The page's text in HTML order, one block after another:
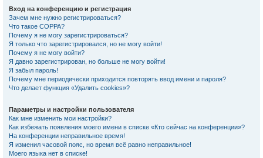
Вход на конференцию и регистрация
Зачем мне нужно регистрироваться?
Что такое COPPA?
Почему я не могу зарегистрироваться?
Я только что зарегистрировался, но не могу войти!
Почему я не могу войти?
Я давно зарегистрирован, но больше не могу войти!
Я забыл пароль!
Почему мне периодически приходится повторять ввод имени и пароля?
Что делает функция «Удалить cookies»?
Параметры и настройки пользователя
Как мне изменить мои настройки?
Как избежать появления моего имени в списке «Кто сейчас на конференции»?
На конференции неправильное время!
Я изменил часовой пояс, но время всё равно неправильное!
Моего языка нет в списке!